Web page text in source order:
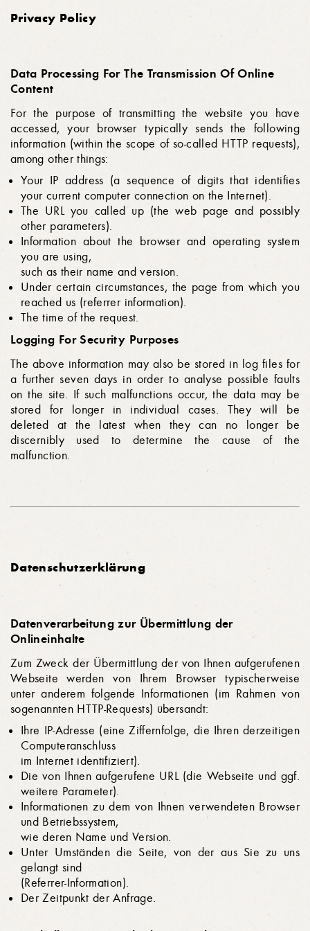
Privacy Policy
Data Processing For The Transmission Of Online
Content
For the purpose of transmitting the website you have
accessed, your browser typically sends the following
information (within the scope of so-called HTTP requests),
among other things:
Your IP address (a sequence of digits that identifies
your current computer connection on the Internet).
The URL you called up (the web page and possibly
other parameters).
Information about the browser and operating system
you are using,
such as their name and version.
Under certain circumstances, the page from which you
reached us (referrer information).
The time of the request.
Logging For Security Purposes
The above information may also be stored in log files for
a further seven days in order to analyse possible faults
on the site. If such malfunctions occur, the data may be
stored for longer in individual cases. They will be
deleted at the latest when they can no longer be
discernibly used to determine the cause of the
malfunction.
Datenschutzerklärung
Datenverarbeitung zur Übermittlung der
Onlineinhalte
Zum Zweck der Übermittlung der von Ihnen aufgerufenen
Webseite werden von Ihrem Browser typischerweise
unter anderem folgende Informationen (im Rahmen von
sogenannten HTTP-Requests) übersandt:
Ihre IP-Adresse (eine Ziffernfolge, die Ihren derzeitigen
Computeranschluss
im Internet identifiziert).
Die von Ihnen aufgerufene URL (die Webseite und ggf.
weitere Parameter).
Informationen zu dem von Ihnen verwendeten Browser
und Betriebssystem,
wie deren Name und Version.
Unter Umständen die Seite, von der aus Sie zu uns
gelangt sind
(Referrer-Information).
Der Zeitpunkt der Anfrage.